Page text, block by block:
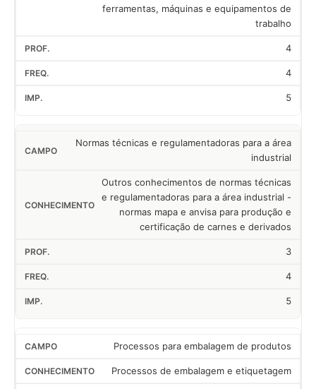
ferramentas, máquinas e equipamentos de
trabalho
4
4
5
Normas técnicas e regulamentadoras para a área
industrial
Outros conhecimentos de normas técnicas
e regulamentadoras para a área industrial -
normas mapa e anvisa para produção e
certificação de carnes e derivados
3
4
5
Processos para embalagem de produtos
Processos de embalagem e etiquetagem